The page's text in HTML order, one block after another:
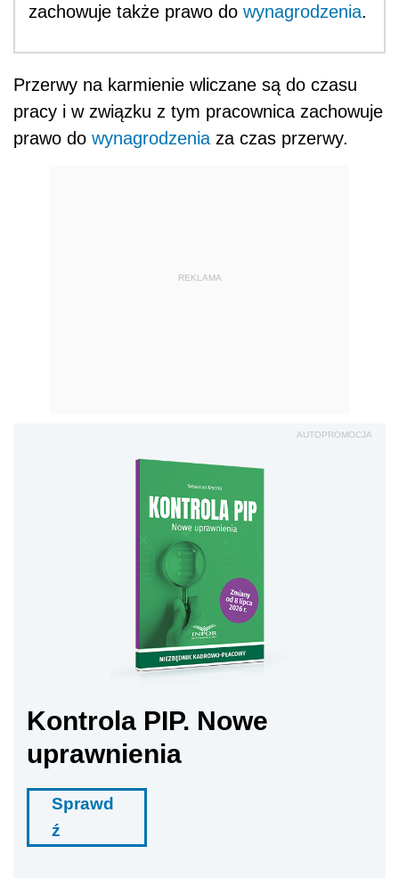
zachowuje także prawo do wynagrodzenia.
Przerwy na karmienie wliczane są do czasu
pracy i w związku z tym pracownica zachowuje
prawo do wynagrodzenia za czas przerwy.
REKLAMA
AUTOPROMOCJA
Kontrola PIP. Nowe
uprawnienia
Sprawd
ź